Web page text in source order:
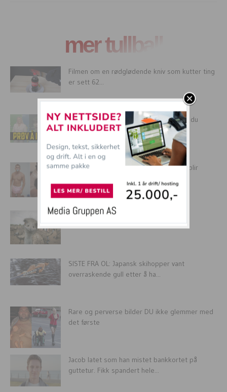
mer tullball
Filmen om en rødglødende kniv som kutter ting
er sett 62...
Morsomme reklamefilmer: “Er det pule du
mener mamma?”
10 ting vi alle gjør som barn, men som blir
Dyr som virkelig er linselus.
SISTE FRA OL: Japansk skihopper vant
overraskende gull etter å ha...
Rare og perverse bilder DU ikke glemmer med
det første
Jacob latet som han mistet bankkortet på
guttetur. Fikk spandert hele...